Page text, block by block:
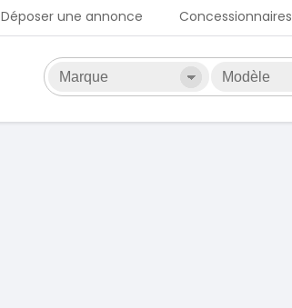
Déposer une annonce Concessionnaires